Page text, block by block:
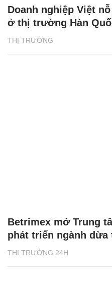
THỊ TRƯỜNG
Doanh nghiệp Việt
ở thị trường Hàn
THỊ TRƯỜNG 24H
Betrimex mở Trung
phát triển ngành dừa